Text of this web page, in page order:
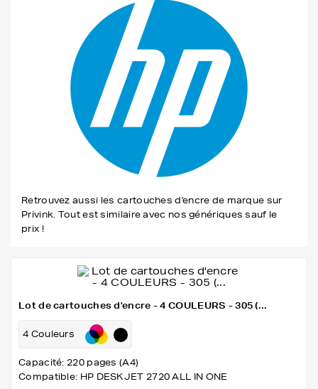
Retrouvez aussi les cartouches d'encre de marque sur
Privink. Tout est similaire avec nos génériques sauf le
prix !
Lot de cartouches d'encre - 4 COULEURS - 305 (...
4 Couleurs
Capacité: 220 pages (A4)
Compatible: HP DESKJET 2720 ALL IN ONE